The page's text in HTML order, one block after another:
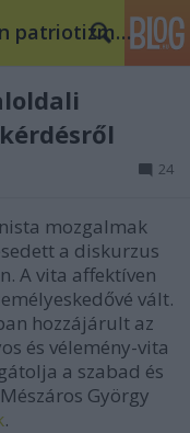
Fent és lent - gátlástalan patriotizmus
24
mozgalmak
a diskurzus
A vita affektíven
vált.
hozzájárult az
és vélemény-vita
a szabad és
György
.